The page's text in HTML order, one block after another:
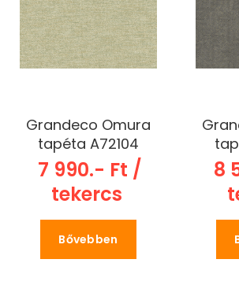
Grandeco Omura
tapéta A72104
7 990.- Ft /
tekercs
Bővebben
8